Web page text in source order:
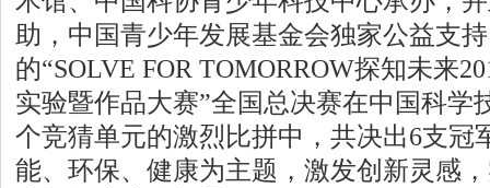
助，中国青少年发展基金会独家公益支
的“SOLVE FOR TOMORROW探知未来
实验暨作品大赛”全国总决赛在中国科学
个竞猜单元的激烈比拼中，共决出6支冠
能、环保、健康为主题，激发创新灵感